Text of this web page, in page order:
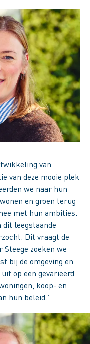
van
van deze mooie plek
we naar hun
en groen terug
met hun ambities.
leegstaande
Dit vraagt de
zoeken we
bij de omgeving en
op een gevarieerd
koop- en
hun beleid.’